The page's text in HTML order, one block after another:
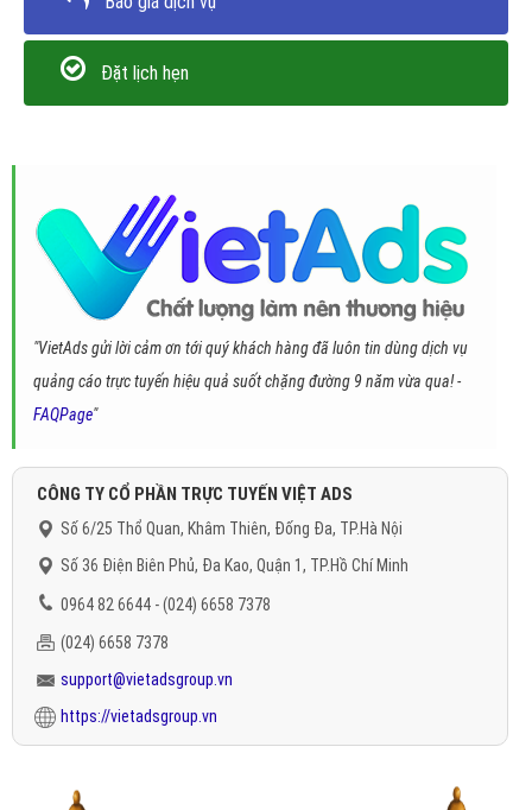
Đặt lịch hẹn
"VietAds gửi lời cảm ơn tới quý khách hàng đã luôn tin dùng dịch vụ
quảng cáo trực tuyến hiệu quả suốt chặng đường 9 năm vừa qua! -
FAQPage"
CÔNG TY CỔ PHẦN TRỰC TUYẾN VIỆT ADS
Số 6/25 Thổ Quan, Khâm Thiên, Đống Đa, TP.Hà Nội
Số 36 Điện Biên Phủ, Đa Kao, Quận 1, TP.Hồ Chí Minh
0964 82 6644 - (024) 6658 7378
(024) 6658 7378
support@vietadsgroup.vn
https://vietadsgroup.vn